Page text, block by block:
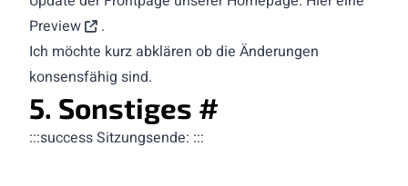
Preview
.
Ich möchte kurz abklären ob die Änderungen
konsensfähig sind.
5. Sonstiges #
:::success Sitzungsende: :::